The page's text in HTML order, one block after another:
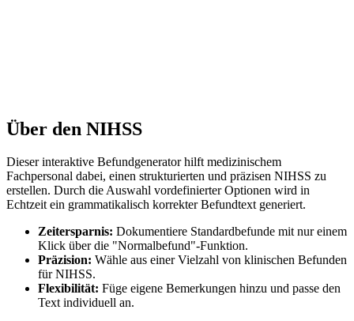
Über den NIHSS
Dieser interaktive Befundgenerator hilft medizinischem
Fachpersonal dabei, einen strukturierten und präzisen NIHSS zu
erstellen. Durch die Auswahl vordefinierter Optionen wird in
Echtzeit ein grammatikalisch korrekter Befundtext generiert.
Zeitersparnis: Dokumentiere Standardbefunde mit nur einem
Klick über die "Normalbefund"-Funktion.
Präzision: Wähle aus einer Vielzahl von klinischen Befunden
fürNIHSS.
Flexibilität: Füge eigene Bemerkungen hinzu und passe den
Text individuell an.